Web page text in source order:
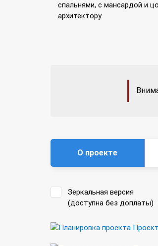
спальнями, с мансардой и
архитектору
О проекте
Зеркальная версия
(доступна без доплаты)